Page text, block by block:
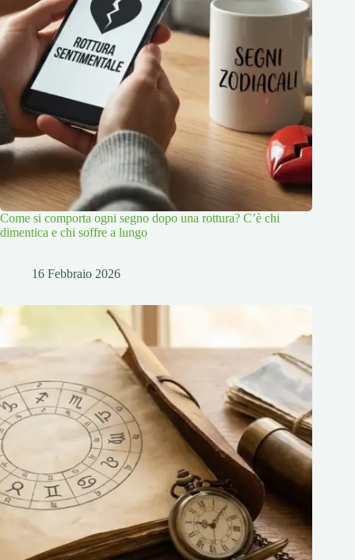
Come si comporta ogni segno dopo una rottura? C’è chi
dimentica e chi soffre a lungo
16 Febbraio 2026